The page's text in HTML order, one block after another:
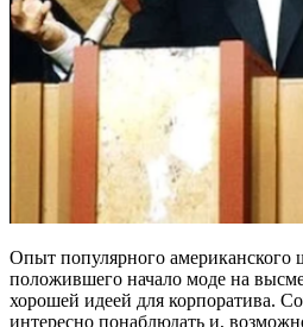
Опыт популярного американского
положившего начало моде на
хорошей идеей для корпоратива.
интересно понаблюдать и,